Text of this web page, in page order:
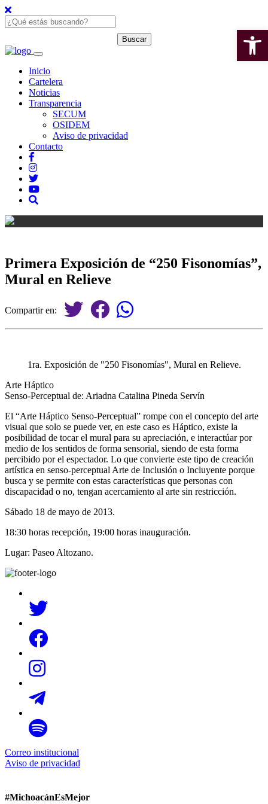
Inicio
Cartelera
Noticias
Transparencia
SECUM
OSIDEM
Aviso de privacidad
Contacto
Primera Exposición de “250 Fisonomías”,
Mural en Relieve
Compartir en:
1ra. Exposición de "250 Fisonomías", Mural en Relieve.
Arte Háptico
Senso-Perceptual de: Ariadna Catalina Pineda Servín
El “Arte Háptico Senso-Perceptual” rompe con el concepto del arte
visual que solo se puede ver, en este caso es Háptico, existe la
posibilidad de tocar el mural para su apreciación, e interactúar por
medio de los sentidos de forma sensorial, siendo de esta forma
percibido por el espectador. Lo que convierte este tipo de creación
artística en senso-perceptual Arte de Inclusión o Incluyente porque
busca y se permite con estas características que personas con
discapacidad o no, tengan acercamiento al arte sin restricción.
Sábado 18 de mayo de 2013.
18:30 horas recepción, 19:00 horas inauguración.
Lugar: Paseo Altozano.
Correo institucional
Aviso de privacidad
#MichoacánEsMejor